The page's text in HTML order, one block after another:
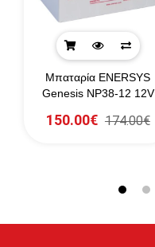
Μπαταρία ENERSYS
Genesis NP38-12 12V
Retardant
150.00€ 174.00€